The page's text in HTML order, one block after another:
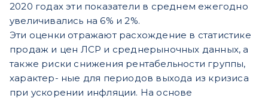
2020 годах эти показатели в среднем ежегодно
увеличивались на 6% и 2%.
Эти оценки отражают расхождение в статистике
продаж и цен ЛСР и среднерыночных данных, а
также риски снижения рентабельности группы,
характер- ные для периодов выхода из кризиса
при ускорении инфляции. На основе